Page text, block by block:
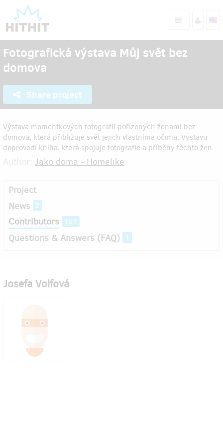
Fotografická výstava Můj svět bez
domova
Share project
Výstava momentkových fotografií pořízených ženami bez
domova, která přibližuje svět jejich vlastníma očima. Výstavu
doprovodí kniha, která spojuje fotografie a příběhy těchto žen.
Jako doma - Homelike
Project
News
2
Contributors 151
Questions & Answers (FAQ) 1
Josefa Volfová